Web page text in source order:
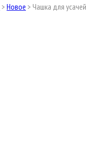
> Новое > Чашка для усачей